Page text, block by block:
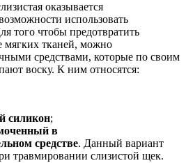
оказывается
использовать
того чтобы предотвратить
мягких тканей, можно
средствами, которые по своим
воску. К ним относятся:
силикон;
в
средстве. Данный вариант
травмировании слизистой щек.